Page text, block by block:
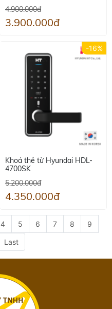
4.900.000đ
3.900.000đ
Khoá thẻ từ Hyundai HDL-
4700SK
5.200.000đ
4.350.000đ
-16%
4 5 6 7 8 9
Last